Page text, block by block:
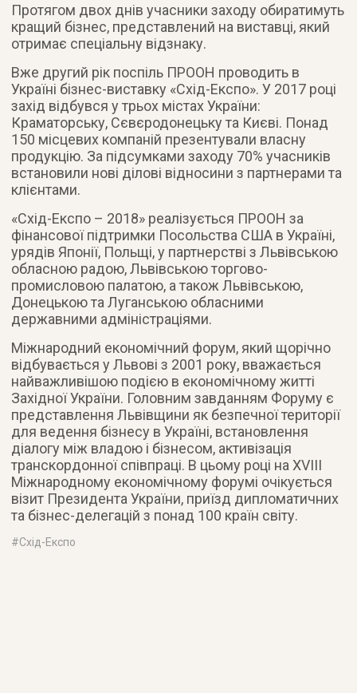
Протягом двох днів учасники заходу обиратимуть
кращий бізнес, представлений на виставці, який
отримає спеціальну відзнаку.
Вже другий рік поспіль ПРООН проводить в
Україні бізнес-виставку «Cхід-Eкспо». У 2017 році
захід відбувся у трьох містах України:
Краматорську, Сєвєродонецьку та Києві. Понад
150 місцевих компаній презентували власну
продукцію. За підсумками заходу 70% учасників
встановили нові ділові відносини з партнерами та
клієнтами.
«Схід-Експо – 2018» реалізується ПРООН за
фінансової підтримки Посольства США в Україні,
урядів Японії, Польщі, у партнерстві з Львівською
обласною радою, Львівською торгово-
промисловою палатою, а також Львівською,
Донецькою та Луганською обласними
державними адміністраціями.
Міжнародний економічний форум, який щорічно
відбувається у Львові з 2001 року, вважається
найважливішою подією в економічному житті
Західної України. Головним завданням Форуму є
представлення Львівщини як безпечної території
для ведення бізнесу в Україні, встановлення
діалогу між владою і бізнесом, активізація
транскордонної співпраці. В цьому році на XVIII
Міжнародному економічному форумі очікується
візит Президента України, приїзд дипломатичних
та бізнес-делегацій з понад 100 країн світу.
#Cхід-Eкспо